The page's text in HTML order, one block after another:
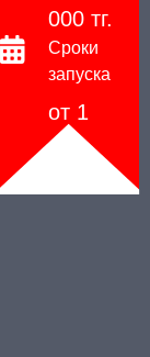
000 тг.
Сроки
запуска
от 1
дня